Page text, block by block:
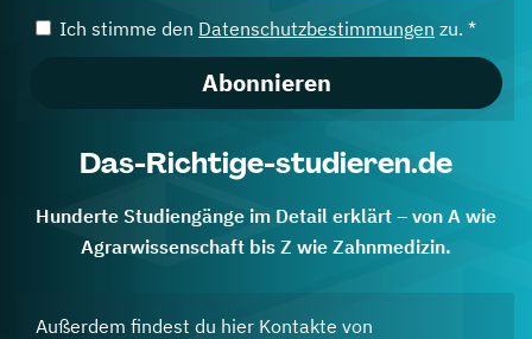
Ich stimme den Datenschutzbestimmungen zu. *
Abonnieren
Das-Richtige-studieren.de
Hunderte Studiengänge im Detail erklärt – von A wie
Agrarwissenschaft bis Z wie Zahnmedizin.
Außerdem findest du hier Kontakte von